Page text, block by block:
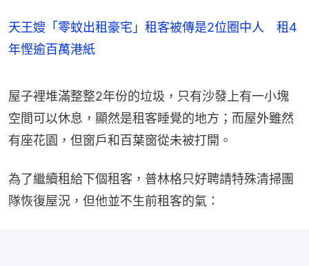
天王嫂「零蚊出租豪宅」租客被傳是2位圈中人 租4
年慳逾百萬港紙
屋子裡堆滿整整2年份的垃圾，只有沙發上有一小塊
空間可以休息，顯然是租客睡覺的地方；而屋外雖然
有座花園，但窗戶和百葉窗從未被打開。
為了繼續租給下個租客，普林格只好聘請特殊清掃團
隊恢復屋況，但他並不生前租客的氣：